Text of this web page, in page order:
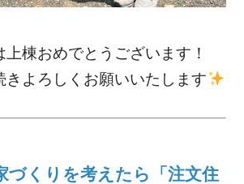
上棟おめでとうございます！
きよろしくお願いいたします
づくりを考えたら「注文住